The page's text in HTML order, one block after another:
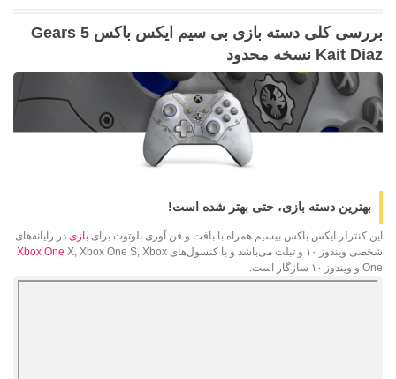
بررسی کلی دسته بازی بی سیم ایکس باکس Gears 5
Kait Diaz نسخه محدود
بهترین دسته بازی، حتی بهتر شده است!
این کنترلر ایکس باکس بیسیم همراه با بافت و فن آوری بلوتوث برای بازی در رایانه‌های
شخصی ویندوز ۱۰ و تبلت می‌باشد و با کنسول‌های
Xbox One X, Xbox One S, Xbox
One و ویندوز ۱۰ سازگار است.